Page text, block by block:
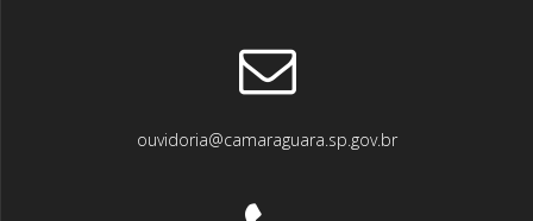
ouvidoria@camaraguara.sp.gov.br